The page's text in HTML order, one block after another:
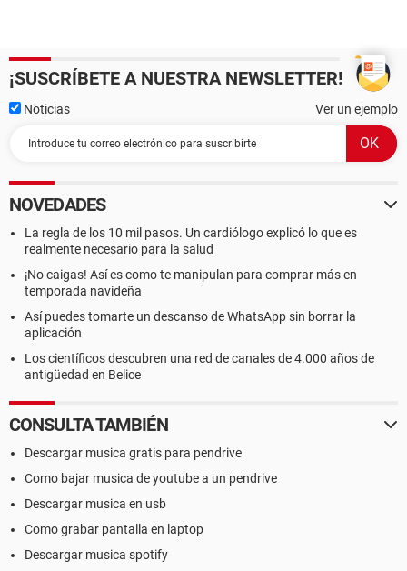
¡SUSCRÍBETE A NUESTRA NEWSLETTER!
Noticias Ver un ejemplo
NOVEDADES
La regla de los 10 mil pasos. Un cardiólogo explicó lo que es
realmente necesario para la salud
¡No caigas! Así es como te manipulan para comprar más en
temporada navideña
Así puedes tomarte un descanso de WhatsApp sin borrar la
aplicación
Los científicos descubren una red de canales de 4.000 años de
antigüedad en Belice
CONSULTA TAMBIÉN
Descargar musica gratis para pendrive
Como bajar musica de youtube a un pendrive
Descargar musica en usb
Como grabar pantalla en laptop
Descargar musica spotify